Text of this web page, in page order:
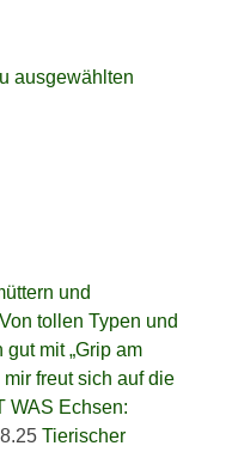
ausgewählten
und
Von tollen Typen und
gut mit „Grip am
mir freut sich auf die
WAS Echsen:
Tierischer